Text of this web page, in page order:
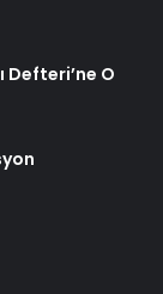
Defteri’ne O